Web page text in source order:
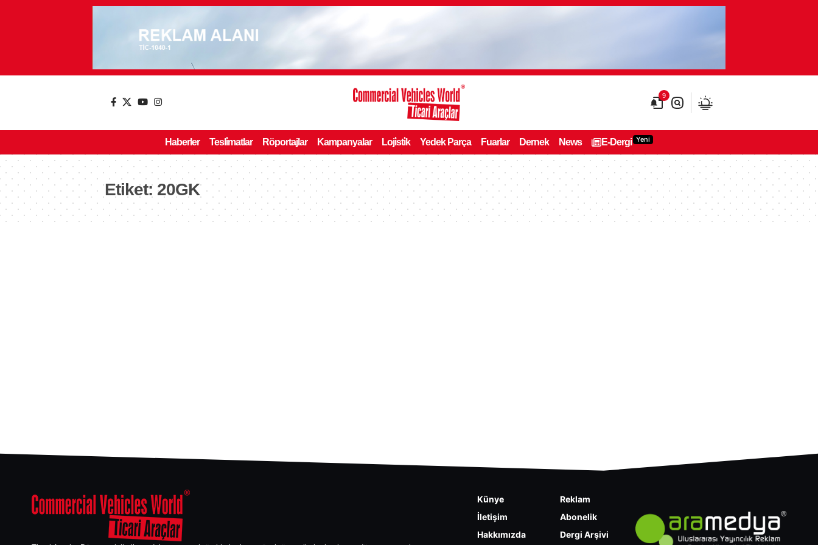
9
Haberler Tesli̇matlar Röportajlar Kampanyalar Loji̇sti̇k Yedek Parça Fuarlar Dernek News E-Dergi Yeni
Etiket: 20GK
Künye
İletişim
Hakkımızda
Reklam
Abonelik
Dergi Arşivi